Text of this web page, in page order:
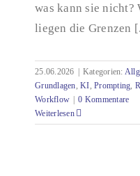
was kann sie nicht?
liegen die Grenzen
25.06.2026 Kategorien:
Grundlagen,KI,Prompting,
Workflow
0 Kommentare
Weiterlesen